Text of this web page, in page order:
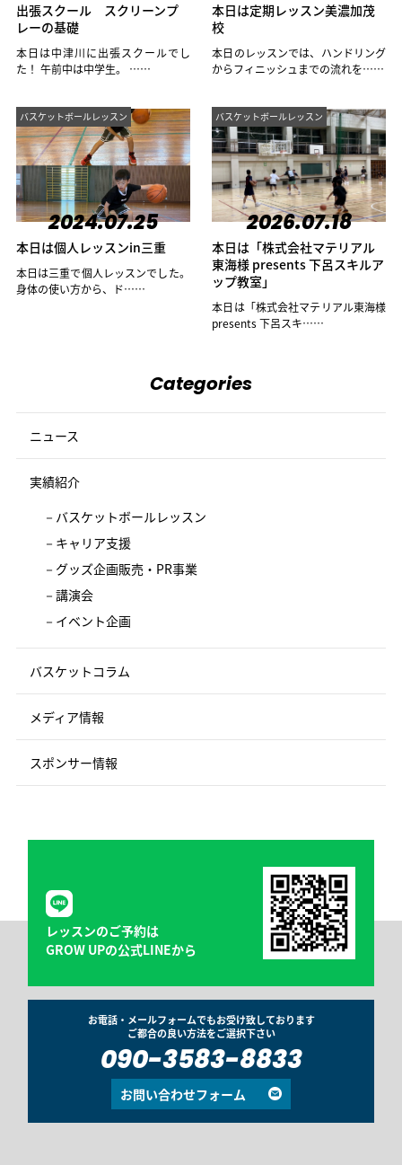
出張スクール スクリーンプ
レーの基礎
本日は中津川に出張スクールでし
た！ 午前中は中学生。 ……
本日は定期レッスン美濃加茂
校
本日のレッスンでは、ハンドリング
からフィニッシュまでの流れを……
バスケットボールレッスン
2024.07.25
本日は個人レッスンin三重
本日は三重で個人レッスンでした。
身体の使い方から、ド……
バスケットボールレッスン
2026.07.18
本日は「株式会社マテリアル
東海様 presents 下呂スキルア
ップ教室」
本日は「株式会社マテリアル東海様
presents 下呂スキ……
Categories
ニュース
実績紹介
バスケットボールレッスン
キャリア支援
グッズ企画販売・PR事業
講演会
イベント企画
バスケットコラム
メディア情報
スポンサー情報
レッスンのご予約は
GROW UPの公式LINEから
お電話・メールフォームでもお受け致しております
ご都合の良い方法をご選択下さい
090-3583-8833
お問い合わせフォーム